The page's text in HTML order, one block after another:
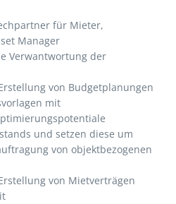
für Mieter,
Manager
Verwantwortung der
von Budgetplanungen
mit
und setzen diese um
von objektbezogenen
von Mietverträgen